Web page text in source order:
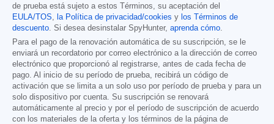
de prueba está sujeto a estos Términos, su aceptación del
EULA/TOS
la Política de privacidad/cookies y los Términos de
descuento . Si desea desinstalar SpyHunter, aprenda cómo
Para el pago de la renovación automática de su suscripción, se le
enviará un recordatorio por correo electrónico a la dirección de correo
electrónico que proporcionó al registrarse, antes de cada fecha de
pago. Al inicio de su período de prueba, recibirá un código de
activación que se limita a un solo uso por período de prueba y para un
solo dispositivo por cuenta. Su suscripción se renovará
automáticamente al precio y por el período de suscripción de acuerdo
con los materiales de la oferta y los términos de la página de